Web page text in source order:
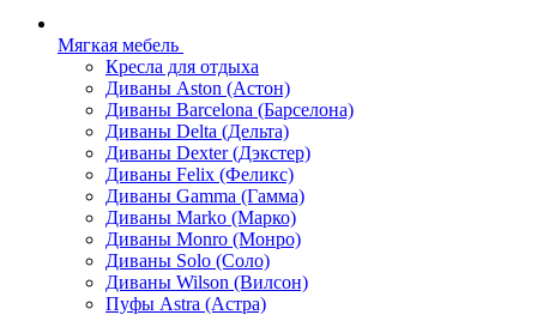
Мягкая мебель
Кресла для отдыха
Диваны Aston (Астон)
Диваны Barcelona (Барселона)
Диваны Delta (Дельта)
Диваны Dexter (Дэкстер)
Диваны Felix (Феликс)
Диваны Gamma (Гамма)
Диваны Marko (Марко)
Диваны Monro (Монро)
Диваны Solo (Соло)
Диваны Wilson (Вилсон)
Пуфы Astra (Астра)